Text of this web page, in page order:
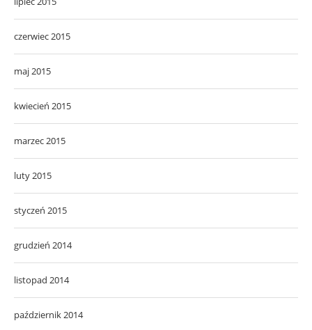
czerwiec 2015
maj 2015
kwiecień 2015
marzec 2015
luty 2015
styczeń 2015
grudzień 2014
listopad 2014
październik 2014